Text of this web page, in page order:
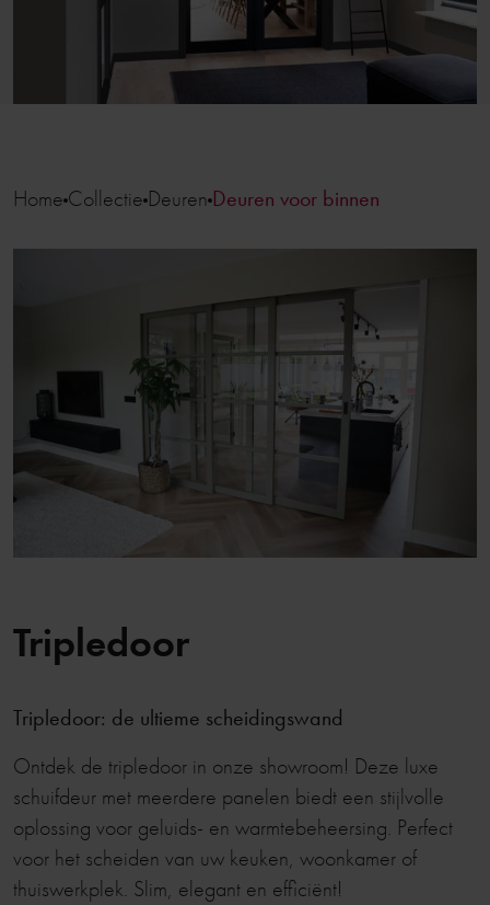
Home Collectie Deuren Deuren voor binnen
Tripledoor
Tripledoor: de ultieme scheidingswand
Ontdek de tripledoor in onze showroom! Deze luxe
schuifdeur met meerdere panelen biedt een stijlvolle
oplossing voor geluids- en warmtebeheersing. Perfect
voor het scheiden van uw keuken, woonkamer of
thuiswerkplek. Slim, elegant en efficiënt!